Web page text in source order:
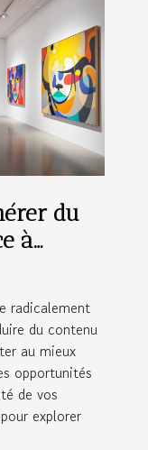
du
à
radicalement
du contenu
au mieux
opportunités
de vos
explorer